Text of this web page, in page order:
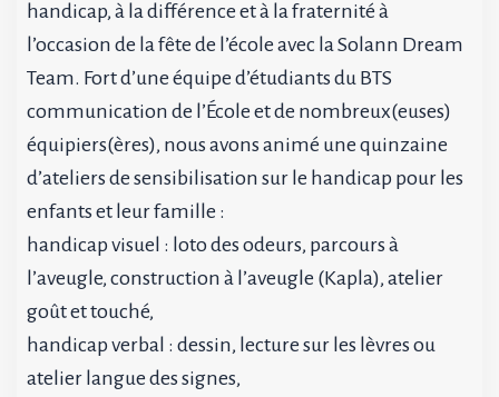
handicap, à la différence et à la fraternité à
l’occasion de la fête de l’école avec la Solann Dream
Team. Fort d’une équipe d’étudiants du BTS
communication de l’École et de nombreux(euses)
équipiers(ères), nous avons animé une quinzaine
d’ateliers de sensibilisation sur le handicap pour les
enfants et leur famille :
handicap visuel : loto des odeurs, parcours à
l’aveugle, construction à l’aveugle (Kapla), atelier
goût et touché,
handicap verbal : dessin, lecture sur les lèvres ou
atelier langue des signes,